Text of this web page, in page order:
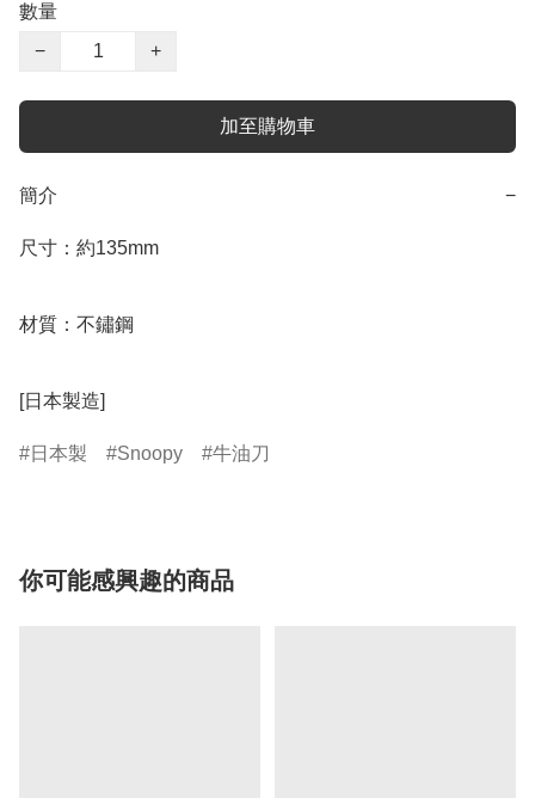
數量
−
+
加至購物車
簡介 −
尺寸：約135mm
材質：不鏽鋼
[日本製造]
日本製 Snoopy 牛油刀
你可能感興趣的商品